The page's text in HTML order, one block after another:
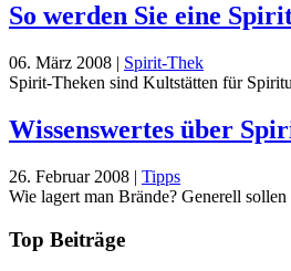
So werden Sie eine
06. März 2008 | Spirit-Thek
Spirit-Theken sind Kultstätten für
Wissenswertes über
26. Februar 2008 | Tipps
Wie lagert man Brände? Generell sollen
Top Beiträge